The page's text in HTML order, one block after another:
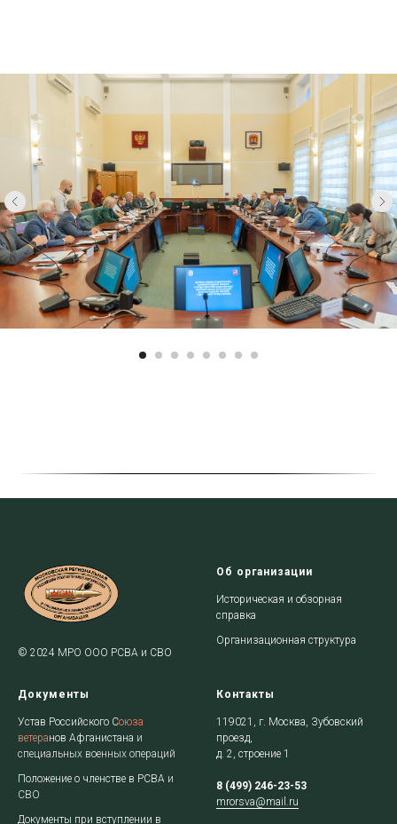
© 2024 МРО ООО РСВА и СВО
Об организации
Историческая и обзорная
справка
Организационная структура
Документы
Устав Российского Союза
ветеранов Афганистана и
специальных военных операций
Положение о членстве в РСВА и
СВО
Документы при вступлении в
Контакты
119021, г. Москва, Зубовский
проезд,
д. 2, строение 1
8 (499) 246-23-53
mrorsva@mail.ru